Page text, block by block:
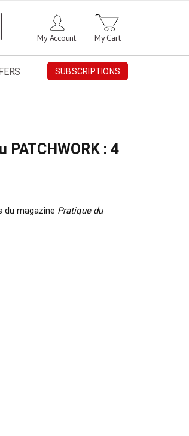
My Cart
My Account
SUBSCRIPTIONS
: 4
du magazine Pratique du